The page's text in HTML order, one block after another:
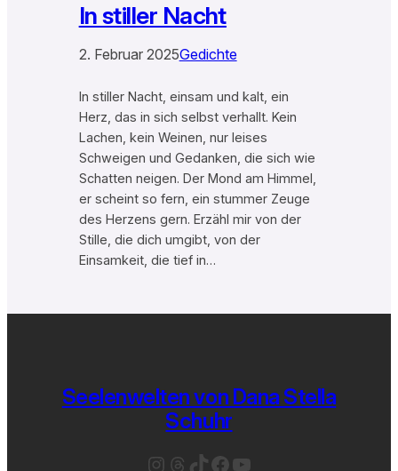
In stiller Nacht
2. Februar 2025Gedichte
In stiller Nacht, einsam und kalt, ein
Herz, das in sich selbst verhallt. Kein
Lachen, kein Weinen, nur leises
Schweigen und Gedanken, die sich wie
Schatten neigen. Der Mond am Himmel,
er scheint so fern, ein stummer Zeuge
des Herzens gern. Erzähl mir von der
Stille, die dich umgibt, von der
Einsamkeit, die tief in…
Seelenwelten von Dana Stella
Schuhr
Instagram
Threads
TikTok
Facebook
YouTube